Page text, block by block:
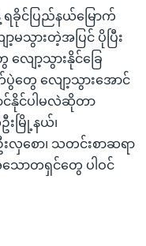
ခိုင်ပြည်နယ်မြောက်
သွားတဲ့အပြင် ပိုပြီး
ော့သွားနိုင်ခြေ
တွေ လျော့သွားအောင်
နိုင်ပါမလဲဆိုတာ
းမြို့နယ်၊
စော၊ သတင်းစာဆရာ
ောတရှင်တွေ ပါဝင်